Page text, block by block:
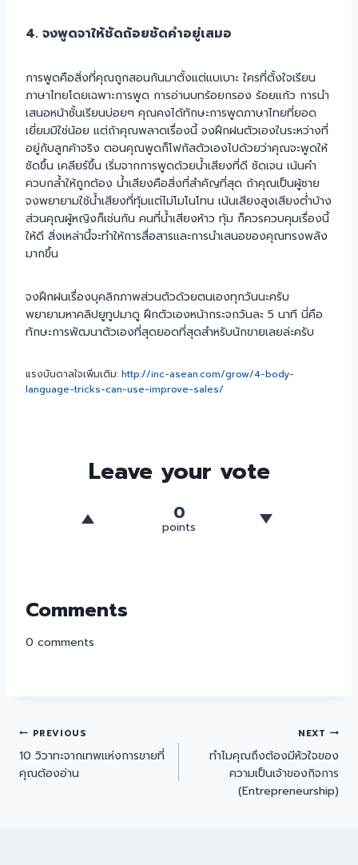
4. จงพูดจาให้ชัดถ้อยชัดคำอยู่เสมอ
การพูดคือสิ่งที่คุณถูกสอนกันมาตั้งแต่แบเบาะ ใครที่ตั้งใจเรียน
ภาษาไทยโดยเฉพาะการพูด การอ่านบทร้อยกรอง ร้อยแก้ว การนำ
เสนอหน้าชั้นเรียนบ่อยๆ คุณคงได้ทักษะการพูดภาษาไทยที่ยอด
เยี่ยมมิใช่น้อย แต่ถ้าคุณพลาดเรื่องนี้ จงฝึกฝนตัวเองในระหว่างที่
อยู่กับลูกค้าจริง ตอนคุณพูดก็โฟกัสตัวเองไปด้วยว่าคุณจะพูดให้
ชัดขึ้น เคลียร์ขึ้น เริ่มจากการพูดด้วยน้ำเสียงที่ดี ชัดเจน เน้นคำ
ควบกล้ำให้ถูกต้อง น้ำเสียงคือสิ่งที่สำคัญที่สุด ถ้าคุณเป็นผู้ชาย
จงพยายามใช้น้ำเสียงที่ทุ้มแต่ไม่โมโนโทน เน้นเสียงสูงเสียงต่ำบ้าง
ส่วนคุณผู้หญิงก็เช่นกัน คนที่น้ำเสียงห้าว ทุ้ม ก็ควรควบคุมเรื่องนี้
ให้ดี สิ่งเหล่านี้จะทำให้การสื่อสารและการนำเสนอของคุณทรงพลัง
มากขึ้น
จงฝึกฝนเรื่องบุคลิกภาพส่วนตัวด้วยตนเองทุกวันนะครับ
พยายามหาคลิปยูทูปมาดู ฝึกตัวเองหน้ากระจกวันละ 5 นาที นี่คือ
ทักษะการพัฒนาตัวเองที่สุดยอดที่สุดสำหรับนักขายเลยล่ะครับ
แรงบันดาลใจเพิ่มเติม: http://inc-asean.com/grow/4-body-
language-tricks-can-use-improve-sales/
Leave your vote
0
points
Comments
0 comments
PREVIOUS
10 วิวาทะจากเทพแห่งการขายที่
คุณต้องอ่าน
NEXT
ทำไมคุณถึงต้องมีหัวใจของ
ความเป็นเจ้าของกิจการ
(Entrepreneurship)